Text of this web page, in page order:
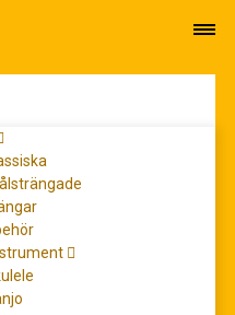
Handel,
George